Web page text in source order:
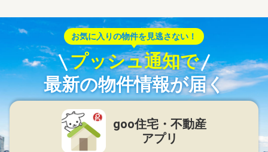
お気に入りの物件を見逃さない！
プッシュ通知で
最新の物件情報が届く
goo住宅・不動産
アプリ